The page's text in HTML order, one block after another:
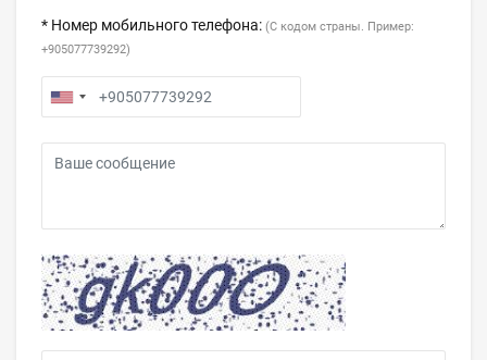
* Номер мобильного телефона: (С кодом страны. Пример:
+905077739292)